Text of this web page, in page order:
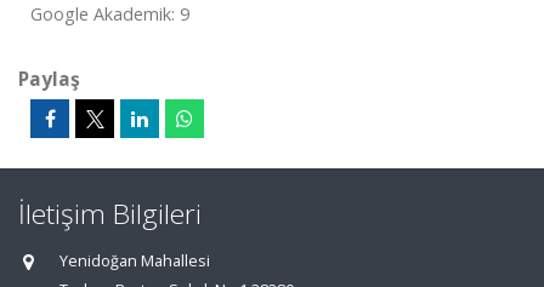
Google Akademik: 9
Paylaş
İletişim Bilgileri
Yenidoğan Mahallesi